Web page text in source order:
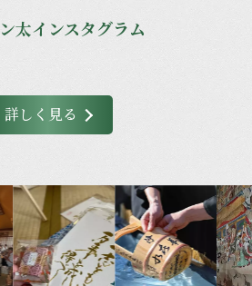
太インスタグラム
詳しく見る